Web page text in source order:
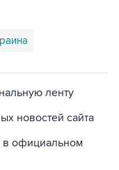
ленту
новостей сайта
в официальном